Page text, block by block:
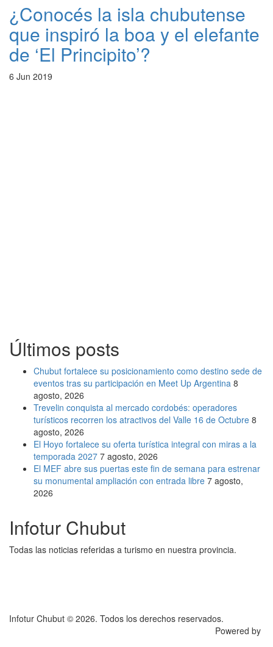
¿Conocés la isla chubutense
que inspiró la boa y el elefante
de ‘El Principito’?
6 Jun 2019
Últimos posts
Chubut fortalece su posicionamiento como destino sede de
eventos tras su participación en Meet Up Argentina 8
agosto, 2026
Trevelin conquista al mercado cordobés: operadores
turísticos recorren los atractivos del Valle 16 de Octubre 8
agosto, 2026
El Hoyo fortalece su oferta turística integral con miras a la
temporada 2027 7 agosto, 2026
El MEF abre sus puertas este fin de semana para estrenar
su monumental ampliación con entrada libre 7 agosto,
2026
Infotur Chubut
Todas las noticias referidas a turismo en nuestra provincia.
Infotur Chubut © 2026. Todos los derechos reservados.
Powered by